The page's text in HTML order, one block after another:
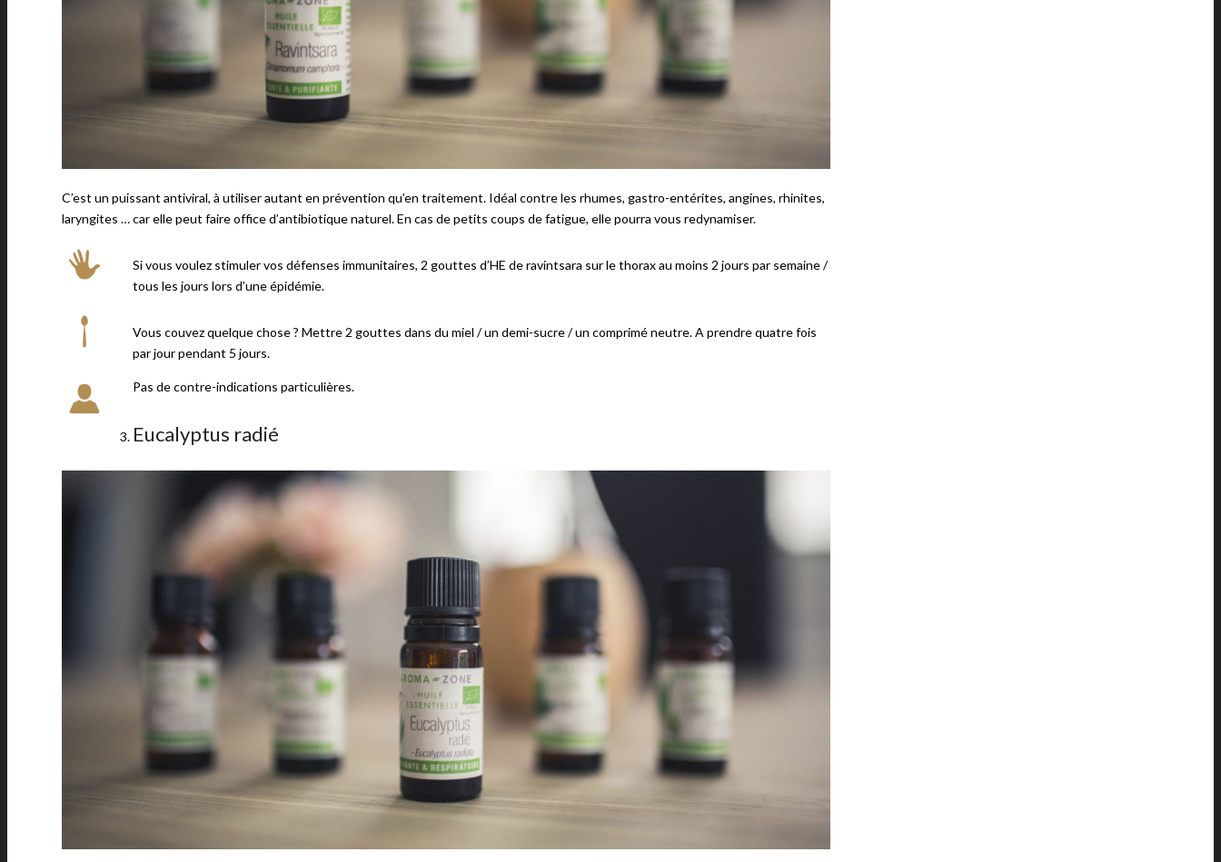
C’est un puissant antiviral, à utiliser autant en prévention qu’en traitement. Idéal contre les rhumes, gastro-entérites, angines, rhinites,
laryngites … car elle peut faire office d’antibiotique naturel. En cas de petits coups de fatigue, elle pourra vous redynamiser.
Si vous voulez stimuler vos défenses immunitaires, 2 gouttes d’HE de ravintsara sur le thorax au moins 2 jours par semaine /
tous les jours lors d’une épidémie.
Vous couvez quelque chose ? Mettre 2 gouttes dans du miel / un demi-sucre / un comprimé neutre. A prendre quatre fois
par jour pendant 5 jours.
Pas de contre-indications particulières.
Eucalyptus radié